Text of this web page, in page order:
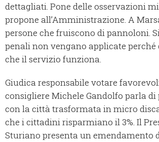
dettagliati. Pone delle osservazioni
propone all’Amministrazione. A
persone che fruiscono di pannoloni.
penali non vengano applicate
che il servizio funziona.
Giudica responsabile votare
consigliere Michele Gandolfo parla di
con la città trasformata in micro
che i cittadini risparmiano il 3%. Il
Sturiano presenta un emendamento